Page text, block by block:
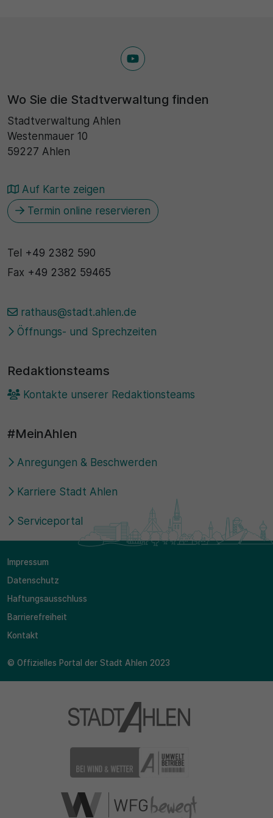
Wo Sie die Stadtverwaltung finden
Stadtverwaltung Ahlen
Westenmauer 10
59227 Ahlen
Auf Karte zeigen
Termin online reservieren
Tel +49 2382 590
Fax +49 2382 59465
rathaus@stadt.ahlen.de
Öffnungs- und Sprechzeiten
Redaktionsteams
Kontakte unserer Redaktionsteams
#MeinAhlen
Anregungen & Beschwerden
Karriere Stadt Ahlen
Serviceportal
Impressum
Datenschutz
Haftungsausschluss
Barrierefreiheit
Kontakt
© Offizielles Portal der Stadt Ahlen 2023